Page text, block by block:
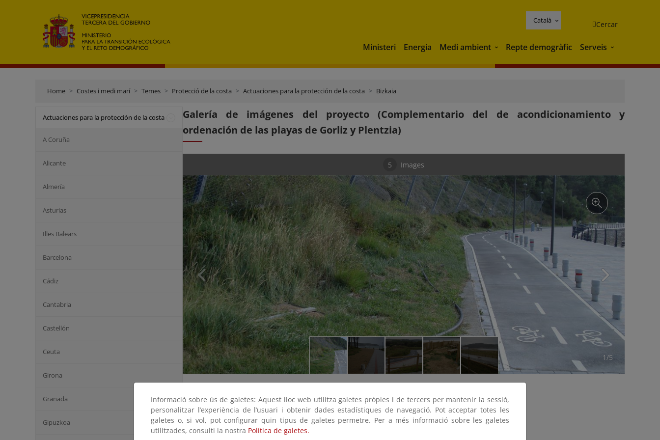
Català Cercar
Ministeri Energia Medi ambient Medi ambient
Repte demogràfic Serveis Serveis
Home Costes i medi marí Temes Protecció de la costa Actuaciones para la protección de la costa Bizkaia
Actuaciones para la protección de la costa
A Coruña
Alicante
Almería
Asturias
Illes Balears
Barcelona
Cádiz
Cantabria
Castellón
Ceuta
Girona
Granada
Gipuzkoa
Galería de imágenes del proyecto (Complementario del de acondicionamiento y
ordenación de las playas de Gorliz y Plentzia)
5 Images
1/5
Informació sobre ús de galetes: Aquest lloc web utilitza galetes pròpies i de tercers per mantenir la sessió,
personalitzar l’experiència de l’usuari i obtenir dades estadístiques de navegació. Pot acceptar totes les
galetes o, si vol, pot configurar quin tipus de galetes permetre. Per a més informació sobre les galetes
utilitzades, consulti la nostra Política de galetes.